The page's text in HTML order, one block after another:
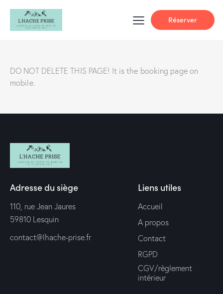
Réserver
DO NOT DELETE THIS PAGE! It is the booking page on
mobile.
Adresse du siège
110, rue Jean Jaures
59810 Lesquin
contact@lhache-prise.fr
Liens utiles
Accueil
A propos
Contact
RGPD
CGV/règlement
intérieur